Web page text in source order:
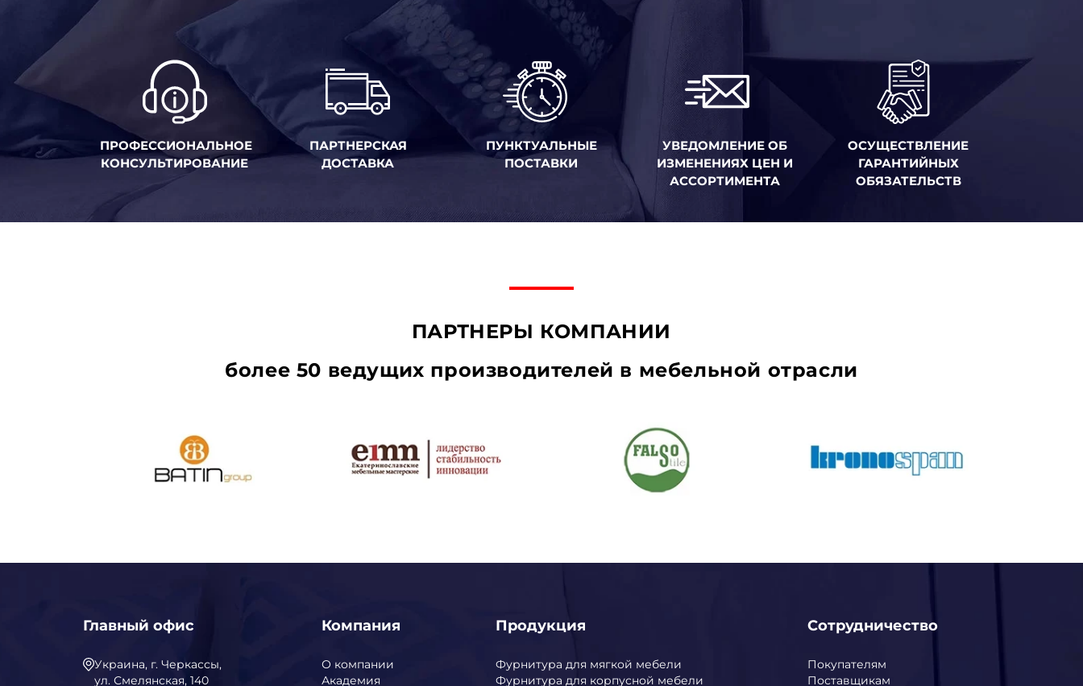
ПРОФЕССИОНАЛЬНОЕ
КОНСУЛЬТИРОВАНИЕ
ПАРТНЕРСКАЯ
ДОСТАВКА
ПУНКТУАЛЬНЫЕ
ПОСТАВКИ
УВЕДОМЛЕНИЕ ОБ
ИЗМЕНЕНИЯХ ЦЕН И
АССОРТИМЕНТА
ОСУЩЕСТВЛЕНИЕ
ГАРАНТИЙНЫХ
ОБЯЗАТЕЛЬСТВ
ПАРТНЕРЫ КОМПАНИИ
более 50 ведущих производителей в мебельной отрасли
Главный офис
Украина, г. Черкассы,
ул. Смелянская, 140
Компания
О компании
Академия
Продукция
Фурнитура для мягкой мебели
Фурнитура для корпусной мебели
Сотрудничество
Покупателям
Поставщикам